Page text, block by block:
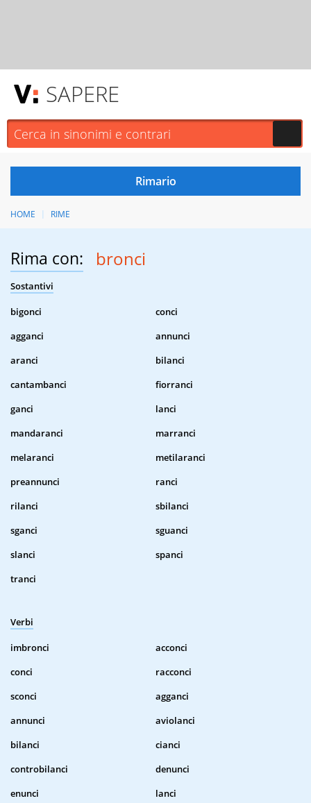
SAPERE
HOME RIME
Rima con: bronci
Sostantivi
bigonci
conci
agganci
annunci
aranci
bilanci
cantambanci
fiorranci
ganci
lanci
mandaranci
marranci
melaranci
metilaranci
preannunci
ranci
rilanci
sbilanci
sganci
sguanci
slanci
spanci
tranci
Verbi
imbronci
acconci
conci
racconci
sconci
agganci
annunci
aviolanci
bilanci
cianci
controbilanci
denunci
enunci
lanci